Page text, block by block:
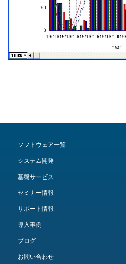
ソフトウェア一覧
システム開発
基盤サービス
セミナー情報
サポート情報
導入事例
ブログ
お問い合わせ